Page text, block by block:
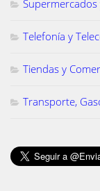
Supermercados
Telefonía y
Tiendas y
Transporte,